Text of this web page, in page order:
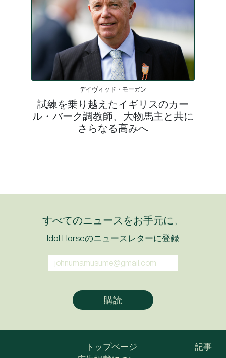
デイヴィッド・モーガン
試練を乗り越えたイギリスのカー
ル・バーク調教師、大物馬主と共に
さらなる高みへ
すべてのニュースをお手元に。
Idol Horseのニュースレターに登録
トップページ
記事